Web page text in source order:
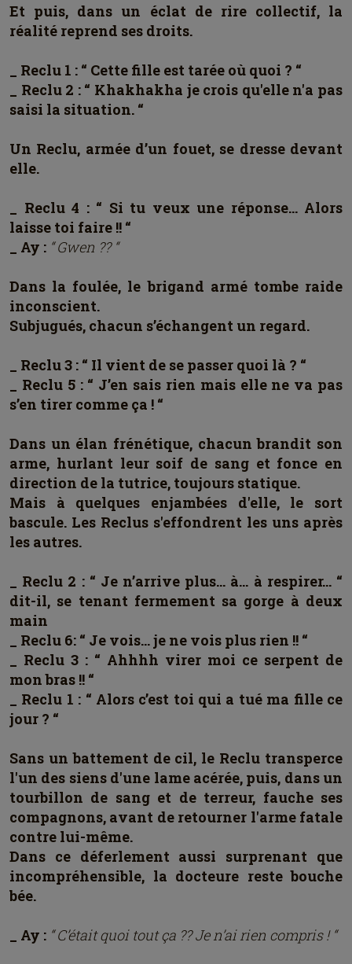
Et puis, dans un éclat de rire collectif, la
réalité reprend ses droits.
_ Reclu 1 : “ Cette fille est tarée où quoi ? “
_ Reclu 2 : “ Khakhakha je crois qu'elle n'a pas
saisi la situation. “
Un Reclu, armée d’un fouet, se dresse devant
elle.
_ Reclu 4 : “ Si tu veux une réponse… Alors
laisse toi faire !! “
_ Ay : “ Gwen ?? “
Dans la foulée, le brigand armé tombe raide
inconscient.
Subjugués, chacun s’échangent un regard.
_ Reclu 3 : “ Il vient de se passer quoi là ? “
_ Reclu 5 : “ J’en sais rien mais elle ne va pas
s’en tirer comme ça ! “
Dans un élan frénétique, chacun brandit son
arme, hurlant leur soif de sang et fonce en
direction de la tutrice, toujours statique.
Mais à quelques enjambées d'elle, le sort
bascule. Les Reclus s'effondrent les uns après
les autres.
_ Reclu 2 : “ Je n’arrive plus… à… à respirer… “
dit-il, se tenant fermement sa gorge à deux
main
_ Reclu 6: “ Je vois… je ne vois plus rien !! “
_ Reclu 3 : “ Ahhhh virer moi ce serpent de
mon bras !! “
_ Reclu 1 : “ Alors c’est toi qui a tué ma fille ce
jour ? “
Sans un battement de cil, le Reclu transperce
l'un des siens d'une lame acérée, puis, dans un
tourbillon de sang et de terreur, fauche ses
compagnons, avant de retourner l'arme fatale
contre lui-même.
Dans ce déferlement aussi surprenant que
incompréhensible, la docteure reste bouche
bée.
_ Ay : “ C’était quoi tout ça ?? Je n’ai rien compris ! “